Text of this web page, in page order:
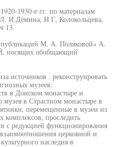
1930-е гг. по материалам
И.Демина, Н Г, Колокольцева,
13.
публикаций М. А. Поляковой» А.
носящих обобщающий
источников . реконструировать
музеев:
в Донском монастыре и
музея в Страстном монастыре в
перемещенные в музеи из
проследить
с редукцией функционирования
взаимоотношения церковной и
наследия в